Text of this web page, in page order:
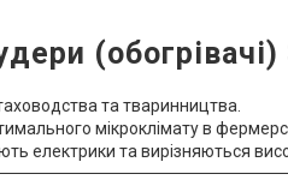
(обогрівачі)
та тваринництва.
мікроклімату в
електрики та вирізняються